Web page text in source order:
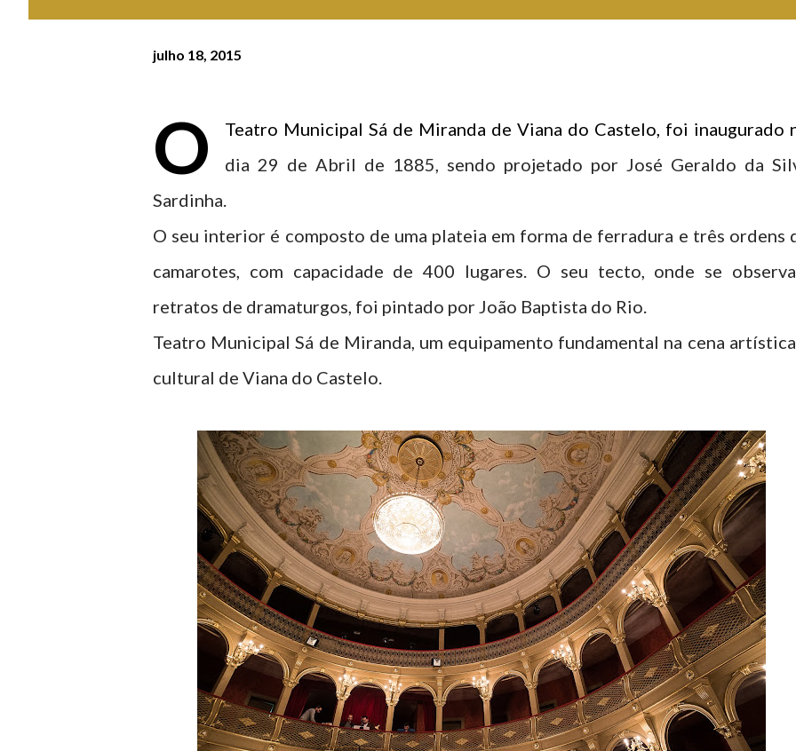
julho 18, 2015
O
Teatro Municipal Sá de Miranda de Viana do Castelo, foi inaugurado
dia 29 de Abril de 1885, sendo projetado por José Geraldo da
Sardinha.
O seu interior é composto de uma plateia em forma de ferradura e três ordens
camarotes, com capacidade de 400 lugares. O seu tecto, onde se
retratos de dramaturgos, foi pintado por João Baptista do Rio.
Teatro Municipal Sá de Miranda, um equipamento fundamental na cena
cultural de Viana do Castelo.